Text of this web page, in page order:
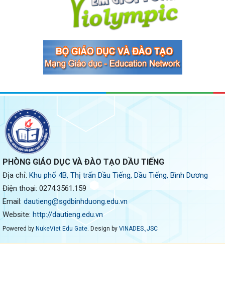
PHÒNG GIÁO DỤC VÀ ĐÀO TẠO DẦU TIẾNG
Địa chỉ: Khu phố 4B, Thị trấn Dầu Tiếng, Dầu Tiếng, Bình Dương
Điện thoại: 0274.3561.159
Email: dautieng@sgdbinhduong.edu.vn
Website: http://dautieng.edu.vn
Powered by NukeViet Edu Gate. Design by VINADES.,JSC